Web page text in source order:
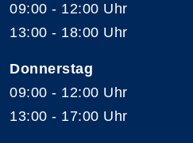
09:00 - 12:00 Uhr
13:00 - 18:00 Uhr
Donnerstag
09:00 - 12:00 Uhr
13:00 - 17:00 Uhr